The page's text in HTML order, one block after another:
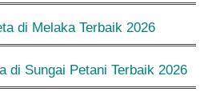
di Melaka Terbaik 2026
di Sungai Petani Terbaik 2026